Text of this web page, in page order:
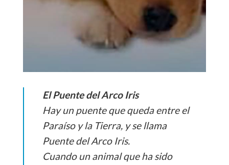
El Puente del Arco Iris
Hay un puente que queda entre el
Paraíso y la Tierra, y se llama
Puente del Arco Iris.
Cuando un animal que ha sido